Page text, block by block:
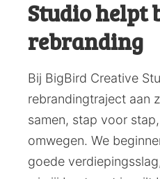
Studio helpt
rebranding
Bij BigBird Creative
rebrandingtraject aan
samen, stap voor
omwegen. We
goede